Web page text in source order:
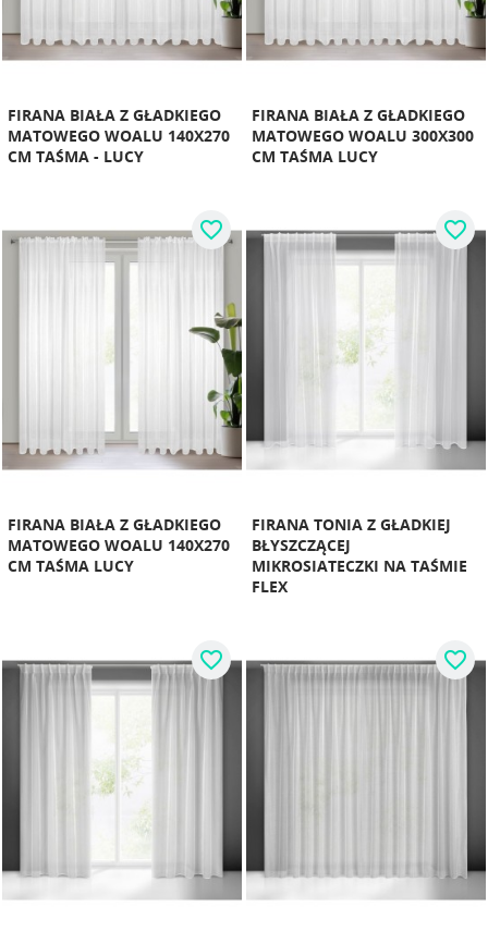
FIRANA BIAŁA Z GŁADKIEGO
MATOWEGO WOALU 140X270
CM TAŚMA - LUCY
FIRANA BIAŁA Z GŁADKIEGO
MATOWEGO WOALU 300X300
CM TAŚMA LUCY
FIRANA BIAŁA Z GŁADKIEGO
MATOWEGO WOALU 140X270
CM TAŚMA LUCY
favorite_border
FIRANA TONIA Z GŁADKIEJ
BŁYSZCZĄCEJ
MIKROSIATECZKI NA TAŚMIE
FLEX
favorite_border
favorite_border favorite_border